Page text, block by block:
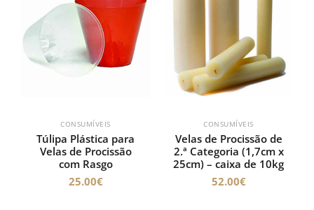
CONSUMÍVEIS
Túlipa Plástica para
Velas de Procissão
com Rasgo
25.00€
CONSUMÍVEIS
Velas de Procissão de
2.ª Categoria (1,7cm x
25cm) – caixa de 10kg
52.00€